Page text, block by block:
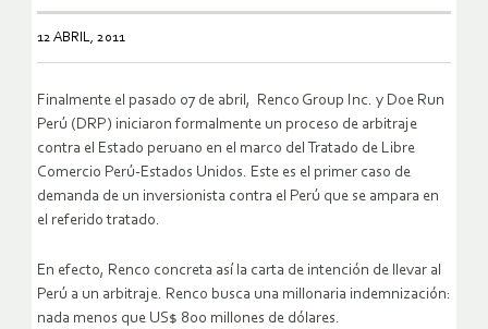
12 ABRIL, 2011
Finalmente el pasado 07 de abril, Renco Group Inc. y Doe Run
Perú (DRP) iniciaron formalmente un proceso de arbitraje
contra el Estado peruano en el marco del Tratado de Libre
Comercio Perú-Estados Unidos. Este es el primer caso de
demanda de un inversionista contra el Perú que se ampara en
el referido tratado.
En efecto, Renco concreta así la carta de intención de llevar al
Perú a un arbitraje. Renco busca una millonaria indemnización:
nada menos que US$ 800 millones de dólares.